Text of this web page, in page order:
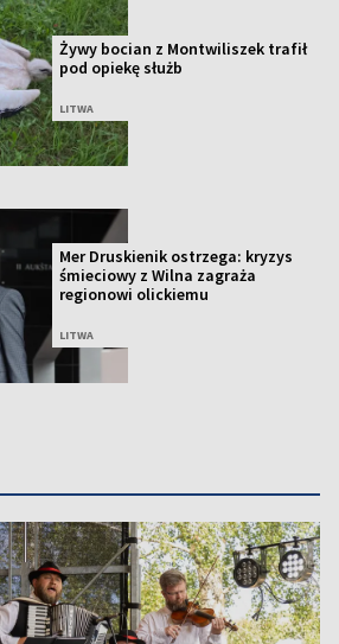
Żywy bocian z Montwiliszek trafił
pod opiekę służb
LITWA
Mer Druskienik ostrzega: kryzys
śmieciowy z Wilna zagraża
regionowi olickiemu
LITWA